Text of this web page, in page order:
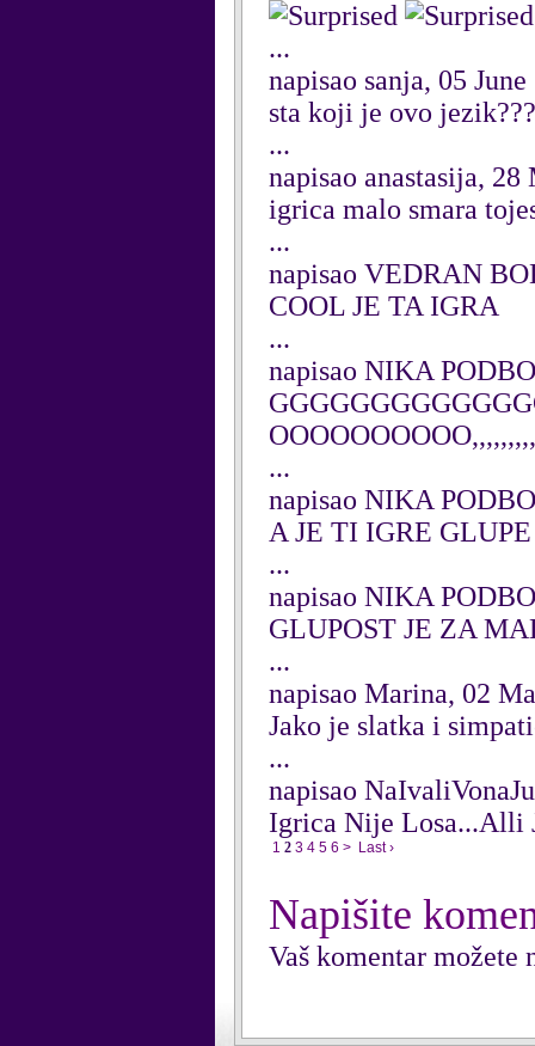
...
napisao sanja, 05 June
sta koji je ovo
...
napisao anastasija, 28
igrica malo smara
...
napisao VEDRAN
COOL JE TA IGRA
...
napisao NIKA
...
napisao NIKA
A JE TI IGRE GLUPE
...
napisao NIKA
GLUPOST JE ZA
...
napisao Marina, 02
Jako je slatka i
...
napisao
Igrica Nije Losa...Alli
1 2 3 4 5 6 > Last ›
Napišite
Vaš komentar možete